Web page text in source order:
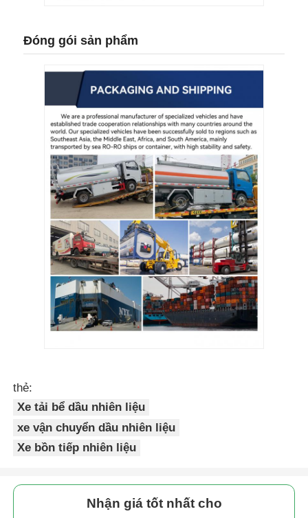
Đóng gói sản phẩm
thẻ:
Xe tải bể dầu nhiên liệu
xe vận chuyển dầu nhiên liệu
Xe bồn tiếp nhiên liệu
Nhận giá tốt nhất cho